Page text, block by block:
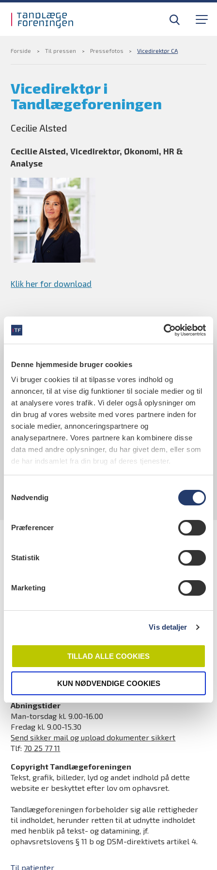
Denne hjemmeside bruger cookies
Vi bruger cookies til at tilpasse vores indhold og
annoncer, til at vise dig funktioner til sociale medier og til
at analysere vores trafik. Vi deler også oplysninger om
din brug af vores website med vores partnere inden for
sociale medier, annonceringspartnere og
analysepartnere. Vores partnere kan kombinere disse
data med andre oplysninger, du har givet dem, eller som
de har indsamlet fra din brug af deres tjenester.
Nødvendig
Præferencer
Statistik
Marketing
Vis detaljer
TILLAD ALLE COOKIES
KUN NØDVENDIGE COOKIES
Til tandlæger
Medlemsfordele
Om foreningen
Kurser og efteruddannelse
BLIV MEDLEM
Forside Til pressen Pressefotos Vicedirektør CA
Vicedirektør i
Tandlægeforeningen
Cecilie Alsted
Cecilie Alsted, Vicedirektør, Økonomi, HR &
Analyse
Klik her for download
Kontaktinformationer
Tandlægeforeningen
Amaliegade 17
1256 København K
Telefon: 70 25 77 11
CVR: 21318418
Man-tors kl. 9.00-16.00
Kontaktinformation
EAN/GLN-nummer: 5790002502873
Åbningstider
Man-torsdag kl. 9.00-16.00
Fredag kl. 9.00-15.30
Send sikker mail og upload dokumenter sikkert
Tlf: 70 25 77 11
Copyright Tandlægeforeningen
Tekst, grafik, billeder, lyd og andet indhold på dette
website er beskyttet efter lov om ophavsret.
Tandlægeforeningen forbeholder sig alle rettigheder
til indholdet, herunder retten til at udnytte indholdet
med henblik på tekst- og datamining, jf.
ophavsretslovens § 11 b og DSM-direktivets artikel 4.
Til patienter